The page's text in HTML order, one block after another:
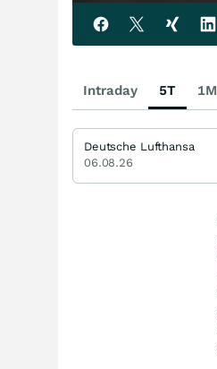
Intraday 5T 1M
Deutsche Lufthansa
06.08.26